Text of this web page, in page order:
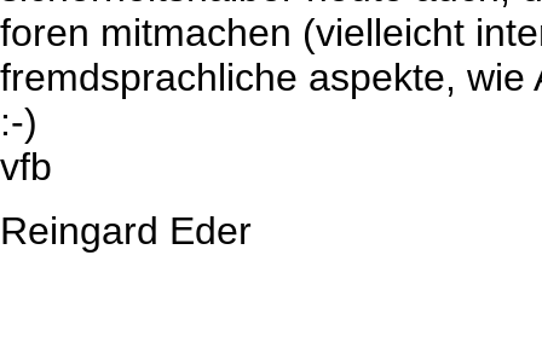
foren mitmachen (vielleicht
fremdsprachliche aspekte,
:-)
vfb
Reingard Eder